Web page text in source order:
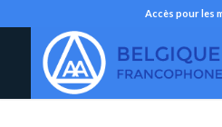
Accès pour les